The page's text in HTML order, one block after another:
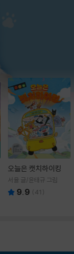
오늘은 캣치하이킹
서율 글/윤태규 그림
9.9 (41 )